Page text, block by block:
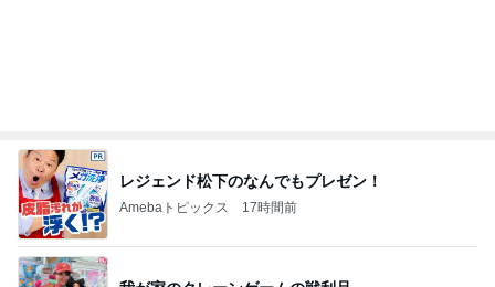
レジェンド松下のなんでもプレゼン！
Amebaトピックス 17時間前